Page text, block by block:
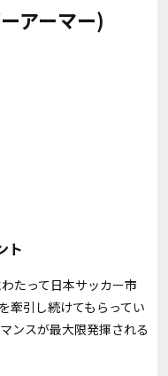
アーマー)
ト
たって日本サッカー市
牽引し続けてもらってい
ンスが最大限発揮される